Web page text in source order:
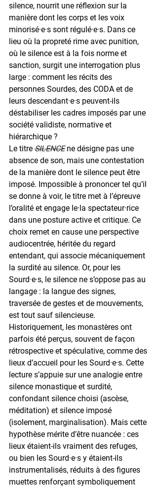
silence, nourrit une réflexion sur la
manière dont les corps et les voix
minorisé·e·s sont régulé·e·s. Dans ce
lieu où la propreté rime avec punition,
où le silence est à la fois norme et
sanction, surgit une interrogation plus
large : comment les récits des
personnes Sourdes, des CODA et de
leurs descendant·e·s peuvent-ils
déstabiliser les cadres imposés par une
société validiste, normative et
hiérarchique ?
Le titre SILENCE ne désigne pas une
absence de son, mais une contestation
de la manière dont le silence peut être
imposé. Impossible à prononcer tel qu’il
se donne à voir, le titre met à l’épreuve
l’oralité et engage le·la spectateur·rice
dans une posture active et critique. Ce
choix remet en cause une perspective
audiocentrée, héritée du regard
entendant, qui associe mécaniquement
la surdité au silence. Or, pour les
Sourd·e·s, le silence ne s’oppose pas au
langage : la langue des signes,
traversée de gestes et de mouvements,
est tout sauf silencieuse.
Historiquement, les monastères ont
parfois été perçus, souvent de façon
rétrospective et spéculative, comme des
lieux d’accueil pour les Sourd·e·s. Cette
lecture s’appuie sur une analogie entre
silence monastique et surdité,
confondant silence choisi (ascèse,
méditation) et silence imposé
(isolement, marginalisation). Mais cette
hypothèse mérite d’être nuancée : ces
lieux étaient-ils vraiment des refuges,
ou bien les Sourd·e·s y étaient-ils
instrumentalisés, réduits à des figures
muettes renforçant symboliquement